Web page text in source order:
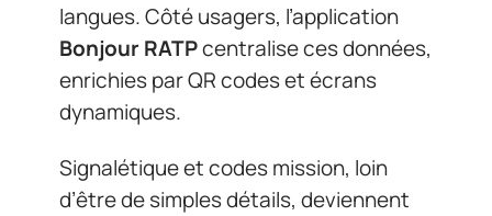
langues. Côté usagers, l’application
Bonjour RATPcentralise ces données,
enrichies par QR codes et écrans
dynamiques.
Signalétique et codes mission, loin
d’être de simples détails, deviennent